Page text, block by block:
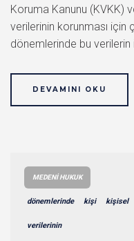
Koruma Kanunu (KVKK)
verilerinin korunması için
dönemlerinde bu
DEVAMINI OKU
MEDENI HUKUK
dönemlerinde kişi kişisel
verilerinin